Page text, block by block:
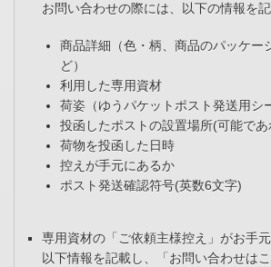
お問い合わせの際には、以下の情報を記
商品詳細（色・柄、商品のパッケー
ど）
利用した専用資材
荷姿（ゆうパケットポスト発送用シ
投函したポストの設置場所(可能で
荷物を投函した日時
控えが手元にあるか
ポスト発送確認符号(英数6文字)
専用資材の「ご依頼主様控え」がお手
以下情報を記載し、「お問い合わせは